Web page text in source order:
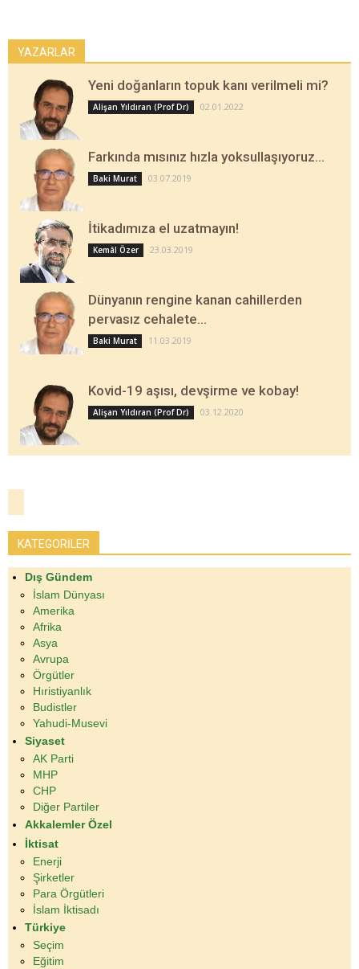
YAZARLAR
Yeni doğanların topuk kanı verilmeli mi?
Alişan Yıldıran (Prof Dr) 02.01.2022
Farkında mısınız hızla yoksullaşıyoruz…
Baki Murat 03.07.2019
İtikadımıza el uzatmayın!
Kemâl Özer 23.03.2019
Dünyanın rengine kanan cahillerden
pervasız cehalete…
Baki Murat 11.03.2019
Kovid-19 aşısı, devşirme ve kobay!
Alişan Yıldıran (Prof Dr) 03.12.2020
KATEGORİLER
Dış Gündem
İslam Dünyası
Amerika
Afrika
Asya
Avrupa
Örgütler
Hıristiyanlık
Budistler
Yahudi-Musevi
Siyaset
AK Parti
MHP
CHP
Diğer Partiler
Akkalemler Özel
İktisat
Enerji
Şirketler
Para Örgütleri
İslam İktisadı
Türkiye
Seçim
Eğitim